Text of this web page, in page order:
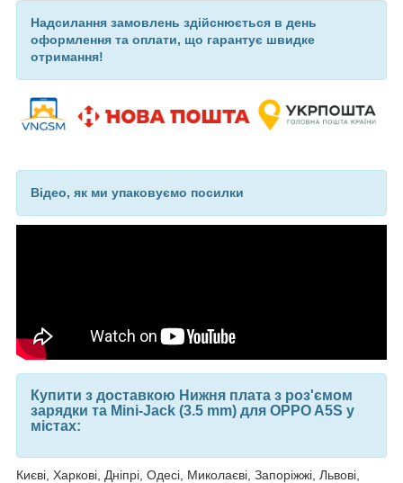
Надсилання замовлень здійснюється в день
оформлення та оплати, що гарантує швидке
отримання!
Відео, як ми упаковуємо посилки
Купити з доставкою Нижня плата з роз'ємом
зарядки та Mini-Jack (3.5 mm) для OPPO A5S у
містах:
Києві, Харкові, Дніпрі, Одесі, Миколаєві, Запоріжжі, Львові,